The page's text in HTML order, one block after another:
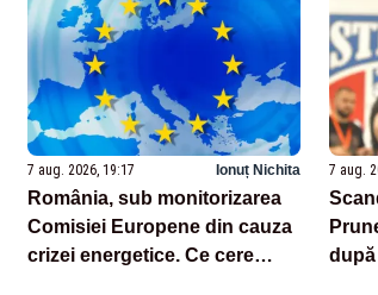
7 aug. 2026, 19:17 Ionuț Nichita
România, sub monitorizarea
Comisiei Europene din cauza
crizei energetice. Ce cere
7 aug.